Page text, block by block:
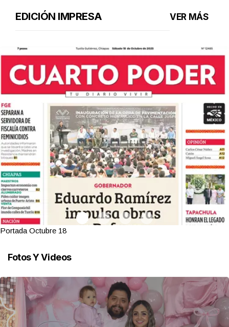
EDICIÓN IMPRESA VER MÁS
Portada Octubre 18
Fotos Y Videos